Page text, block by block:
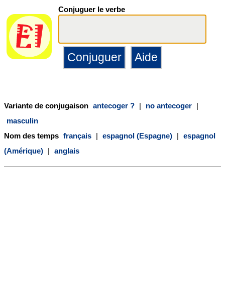
Conjuguer le verbe
Variante de conjugaison antecoger ? | no antecoger |
masculin
Nom des temps français | espagnol (Espagne) | espagnol
(Amérique) | anglais